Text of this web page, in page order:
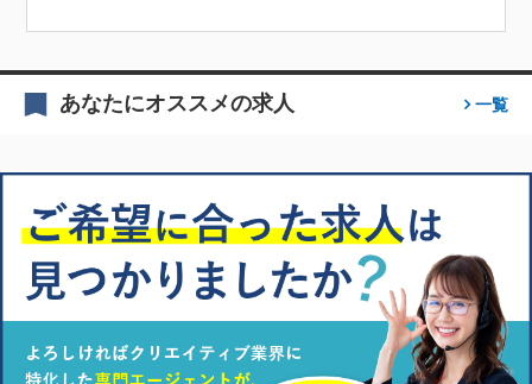
あなたにオススメの求人 一覧